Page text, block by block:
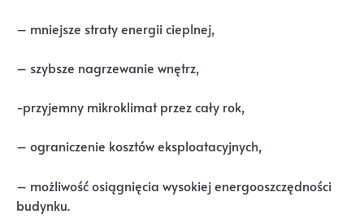
– mniejsze straty energii cieplnej,
– szybsze nagrzewanie wnętrz,
-przyjemny mikroklimat przez cały rok,
– ograniczenie kosztów eksploatacyjnych,
– możliwość osiągnięcia wysokiej energooszczędności
budynku.